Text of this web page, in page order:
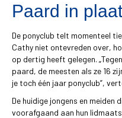
Paard in
De ponyclub telt momenteel
Cathy niet ontevreden over,
op dertig heeft gelegen.
paard, de meesten als ze 16
je toch één jaar ponyclub”,
De huidige jongens en meiden
voorafgaand aan hun